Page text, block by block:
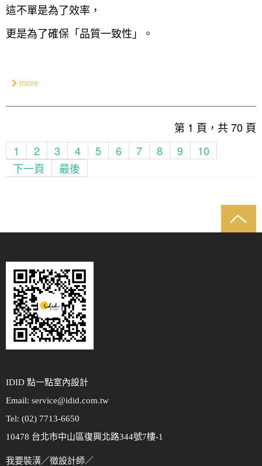
這不單是為了效率，
更是為了確保「品質一致性」。
more
第 1 頁，共 70 頁
1
2 3 4 5 6 7 8 9
10
下一頁
最後
IDID 點一點室內設計
Email: service@idid.com.tw
Tel: (02) 7713-6650
10478 台北市中山區復興北路344號7樓-1
我要裝潢／徵設計師／